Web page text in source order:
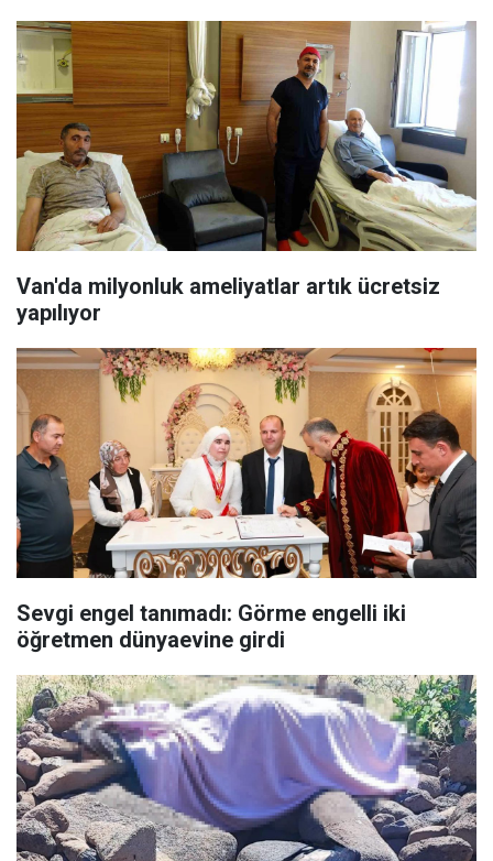
Van'da milyonluk ameliyatlar artık ücretsiz
yapılıyor
Sevgi engel tanımadı: Görme engelli iki
öğretmen dünyaevine girdi